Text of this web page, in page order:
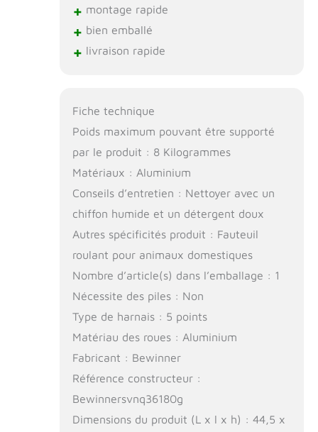
+ montage rapide
+ bien emballé
+ livraison rapide
Fiche technique
Poids maximum pouvant être supporté
par le produit : 8 Kilogrammes
Matériaux : Aluminium
Conseils d’entretien : Nettoyer avec un
chiffon humide et un détergent doux
Autres spécificités produit : Fauteuil
roulant pour animaux domestiques
Nombre d’article(s) dans l’emballage : 1
Nécessite des piles : Non
Type de harnais : 5 points
Matériau des roues : Aluminium
Fabricant : Bewinner
Référence constructeur :
Bewinnersvnq36180g
Dimensions du produit (L x l x h) : 44,5 x